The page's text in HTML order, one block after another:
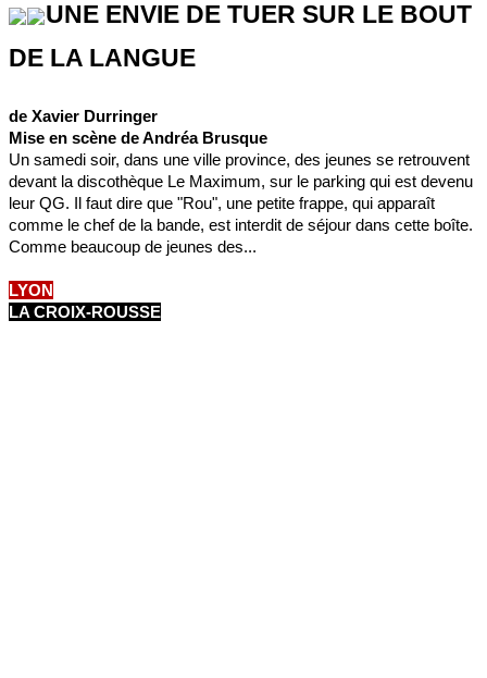
UNE ENVIE DE TUER SUR LE BOUT
DE LA LANGUE
de Xavier Durringer
Mise en scène de Andréa Brusque
Un samedi soir, dans une ville province, des jeunes se retrouvent
devant la discothèque Le Maximum, sur le parking qui est devenu
leur QG. Il faut dire que "Rou", une petite frappe, qui apparaît
comme le chef de la bande, est interdit de séjour dans cette boîte.
Comme beaucoup de jeunes des...
LYON
LA CROIX-ROUSSE